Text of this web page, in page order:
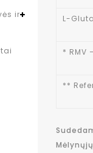
L-
* RMV
**
ir